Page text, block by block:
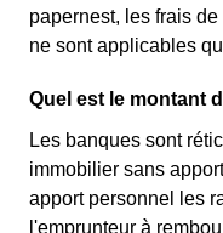
papernest, les frais
ne sont applicables
Quel est le montant
Les banques sont
immobilier sans
apport personnel les
l'emprunteur à